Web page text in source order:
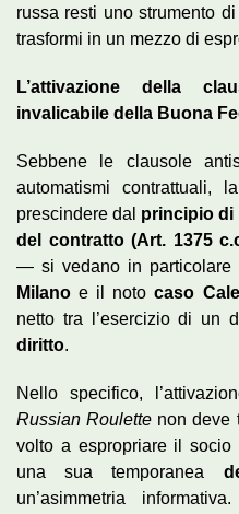
russa resti uno strumento
trasformi in un mezzo di
L’attivazione della
invalicabile della Buona
Sebbene le clausole
automatismi contrattuali,
prescindere dal principio di
del contratto (Art. 1375
— si vedano in
Milano e il notocaso
netto tra l’esercizio di un
diritto.
Nello specifico,
Russian Roulette non deve
volto a espropriare il socio
una sua temporanea
un’asimmetria